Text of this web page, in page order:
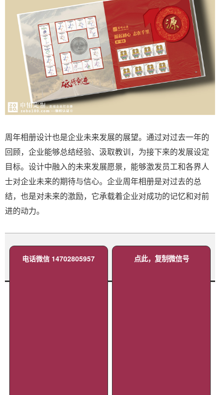
周年相册设计也是企业未来发展的展望。通过对过去一年的
回顾，企业能够总结经验、汲取教训，为接下来的发展设定
目标。设计中融入的未来发展愿景，能够激发员工和各界人
士对企业未来的期待与信心。企业周年相册是对过去的总
结，也是对未来的激励，它承载着企业对成功的记忆和对前
进的动力。
电话微信 14702805957 点此，复制微信号